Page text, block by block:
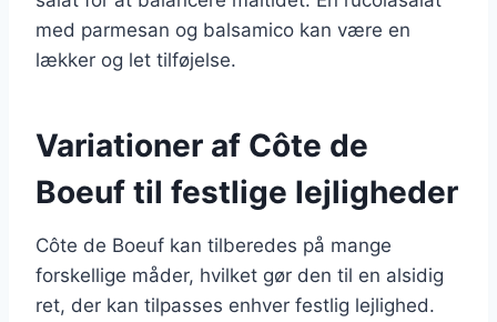
med parmesan og balsamico kan være en
lækker og let tilføjelse.
Variationer af Côte de
Boeuf til festlige lejligheder
Côte de Boeuf kan tilberedes på mange
forskellige måder, hvilket gør den til en alsidig
ret, der kan tilpasses enhver festlig lejlighed.